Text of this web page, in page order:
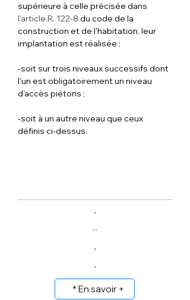
supérieure à celle précisée dans
l'article R. 122-8 du code de la
construction et de l'habitation, leur
implantation est réalisée :
-soit sur trois niveaux successifs dont
l'un est obligatoirement un niveau
d'accès piétons ;
-soit à un autre niveau que ceux
définis ci-dessus.
-
...
-
-
* En savoir +